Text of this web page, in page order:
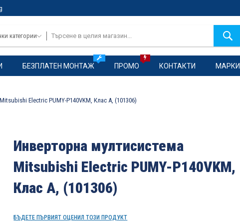
категории
БЕЗПЛАТЕН МОНТАЖ ПРОМО КОНТАКТИ МАРКИ
Electric PUMY-P140VKM, Клас А, (101306)
Инверторна мултисистема
Mitsubishi Electric PUMY-P140VKM,
Клас А, (101306)
БЪДЕТЕ ПЪРВИЯТ ОЦЕНИЛ ТОЗИ ПРОДУКТ